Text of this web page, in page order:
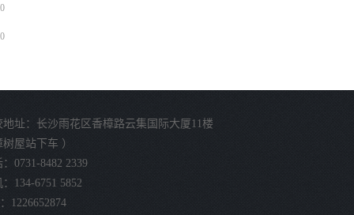
地址：长沙雨花区香樟路云集国际大厦11楼
树屋站下车 ）
：0731-8482 2339
134-6751 5852
1226652874